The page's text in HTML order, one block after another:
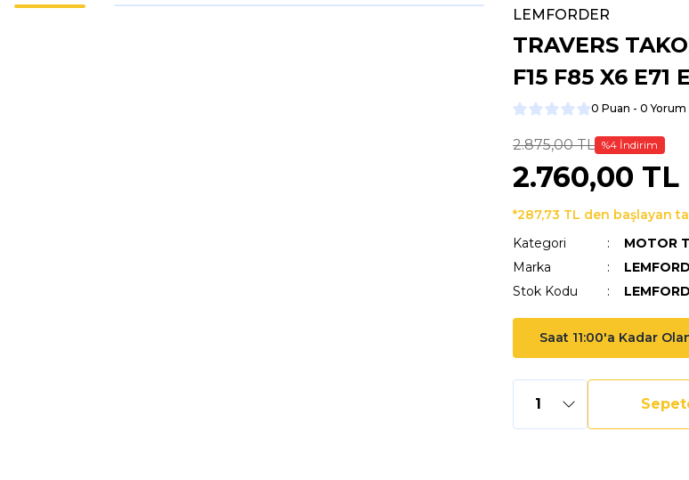
LEMFORDER
TRAVERS
F15 F85 X6 E71
0 Puan - 0 Yorum
2.875,00 TL %4 İndirim
2.760,00 TL
*287,73 TL den başlayan
Kategori
MOTOR
Marka
Stok Kodu
Saat 11:00'a Kadar